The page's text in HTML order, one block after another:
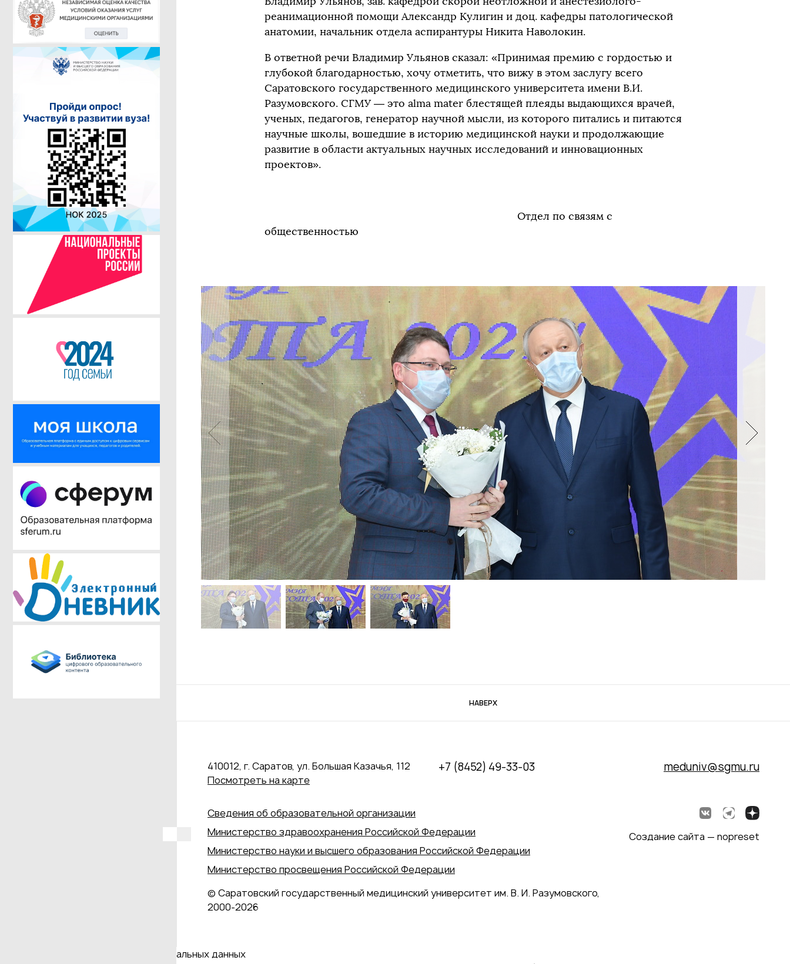
реанимационной помощи Александр Кулигин и доц. кафедры патологической
анатомии, начальник отдела аспирантуры Никита Наволокин.
В ответной речи Владимир Ульянов сказал: «Принимая премию с гордостью и
глубокой благодарностью, хочу отметить, что вижу в этом заслугу всего
Саратовского государственного медицинского университета имени В.И.
Разумовского. СГМУ — это alma mater блестящей плеяды выдающихся врачей,
ученых, педагогов, генератор научной мысли, из которого питались и питаются
научные школы, вошедшие в историю медицинской науки и продолжающие
развитие в области актуальных научных исследований и инновационных
проектов».
Отдел по связям с
общественностью
НАВЕРХ
410012, г. Саратов, ул. Большая Казачья, 112
Посмотреть на карте
+7 (8452) 49-33-03 meduniv@sgmu.ru
Сведения об образовательной организации
Министерство здравоохранения Российской Федерации
Министерство науки и высшего образования Российской Федерации
Министерство просвещения Российской Федерации
© Саратовский государственный медицинский университет им. В. И. Разумовского,
2000‑2026
Создание сайта — nopreset
Даю согласие на обработку персональных данных